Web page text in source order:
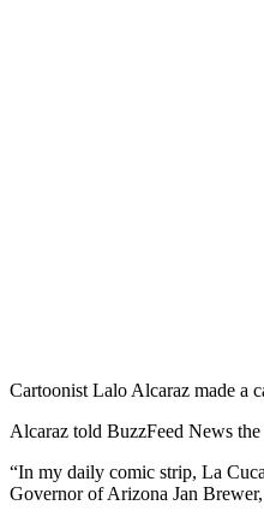
Cartoonist Lalo Alcaraz made a
Alcaraz told BuzzFeed News
“In my daily comic strip, La
Governor of Arizona Jan